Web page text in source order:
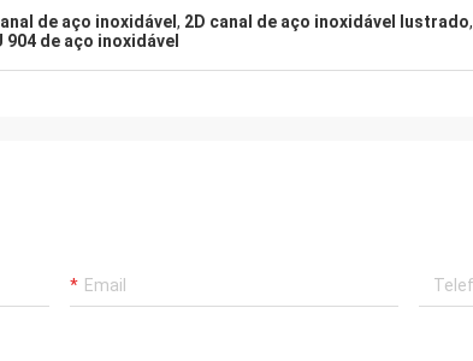
de aço inoxidável , 2D canal de aço inoxidável lustrado,
904 de aço inoxidável